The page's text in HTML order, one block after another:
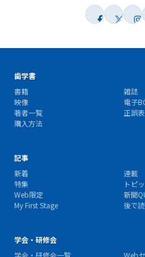
歯学書
書籍
雑誌
映像
電子
著者一覧
正誤表
購入方法
記事
新着
連載
特集
トピ
Web限定
新聞
My First Stage
後で
学会・研修会
学会・研修会一覧
Web